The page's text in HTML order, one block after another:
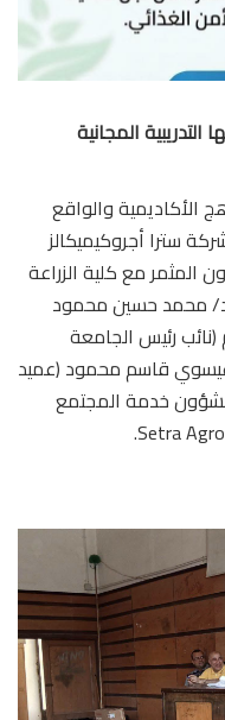
المجانية
الأكاديمية والواقع
سترا أجروكيميكالز
المثمر مع كلية الزراعة
محمد حسين محمود
رئيس الجامعة
قاسم محمود (عميد
لشؤون خدمة المجتمع